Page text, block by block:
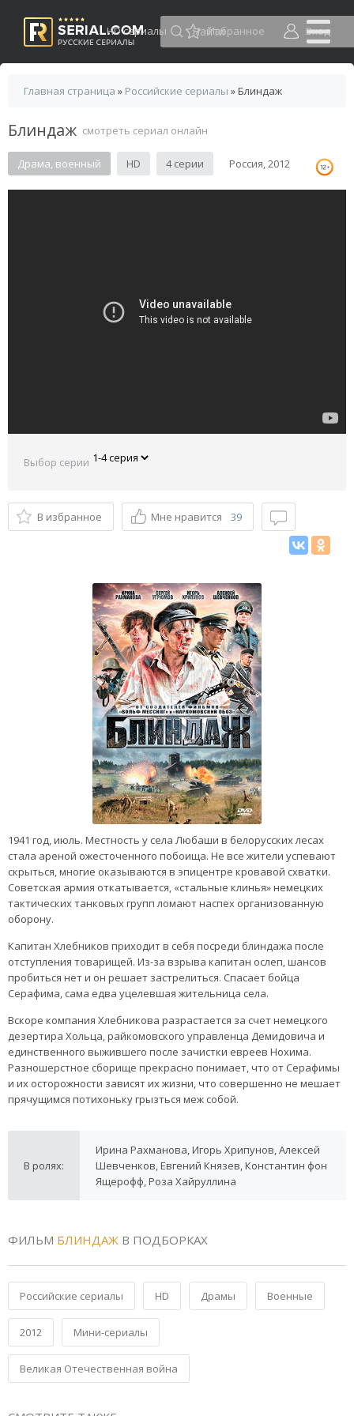
HD сериалы Избранное Вход
Главная страница » Российские сериалы » Блиндаж
Блиндаж смотреть сериал онлайн
Драма, военный HD 4 серии Россия, 2012
Выбор серии
В избранное Мне нравится 39
1941 год, июль. Местность у села Любаши в белорусских лесах
стала ареной ожесточенного побоища. Не все жители успевают
скрыться, многие оказываются в эпицентре кровавой схватки.
Советская армия откатывается, «стальные клинья» немецких
тактических танковых групп ломают наспех организованную
оборону.
Капитан Хлебников приходит в себя посреди блиндажа после
отступления товарищей. Из-за взрыва капитан ослеп, шансов
пробиться нет и он решает застрелиться. Спасает бойца
Серафима, сама едва уцелевшая жительница села.
Вскоре компания Хлебникова разрастается за счет немецкого
дезертира Хольца, райкомовского управленца Демидовича и
единственного выжившего после зачистки евреев Нохима.
Разношерстное сборище прекрасно понимает, что от Серафимы
и их осторожности зависят их жизни, что совершенно не мешает
прячущимся потихоньку грызться меж собой.
В ролях:
Ирина Рахманова, Игорь Хрипунов, Алексей
Шевченков, Евгений Князев, Константин фон
Ящерофф, Роза Хайруллина
ФИЛЬМ БЛИНДАЖ В ПОДБОРКАХ
Российские сериалы HD Драмы Военные
2012 Мини-сериалы
Великая Отечественная война